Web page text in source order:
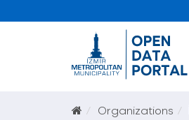
Organizations